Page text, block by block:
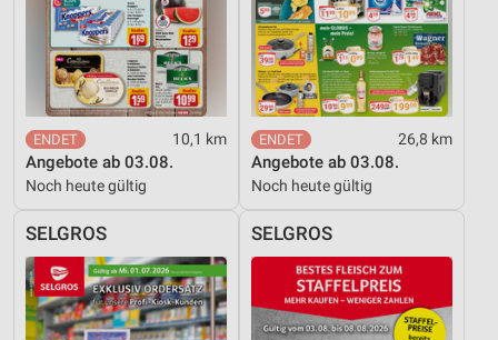
10,1 km
Angebote ab 03.08.
Noch heute gültig
26,8 km
Angebote ab 03.08.
Noch heute gültig
SELGROS SELGROS
Nicht-IAB-Verarbeitungszwecke:
Notwendig
Performance
Funktional
Werbung